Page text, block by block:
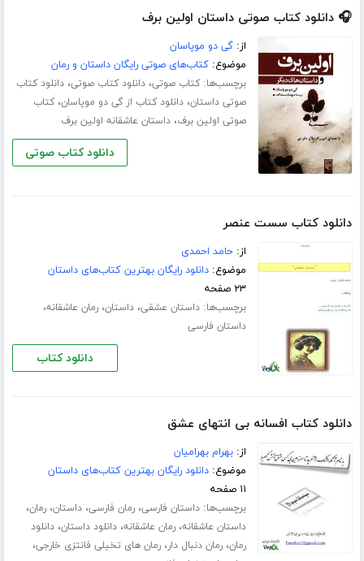
🎧 دانلود کتاب صوتی داستان اولین برف
از:گی دو موپاسان
موضوع:کتاب‌های صوتی رایگان داستان و رمان
برچسب‌ها:کتاب صوتی،دانلود کتاب صوتی،دانلود کتاب
صوتی داستان،دانلود کتاب از گی دو موپاسان،کتاب
صوتی اولین برف،داستان عاشقانه اولین برف
دانلود کتاب صوتی
دانلود کتاب سست عنصر
از:حامد احمدی
موضوع:دانلود رایگان بهترین کتاب‌های داستان
۲۳ صفحه
برچسب‌ها:داستان عشقی،داستان،رمان عاشقانه،
داستان فارسی
دانلود کتاب
دانلود کتاب افسانه بی انتهای عشق
از:بهرام بهرامیان
موضوع:دانلود رایگان بهترین کتاب‌های داستان
۱۱ صفحه
برچسب‌ها:داستان فارسی،رمان فارسی،داستان،رمان،
داستان عاشقانه،رمان عاشقانه،دانلود داستان،دانلود
رمان،رمان دنبال دار،رمان های تخیلی فانتزی خارجی،